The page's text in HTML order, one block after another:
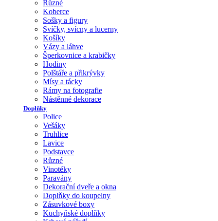
Různé
Koberce
Sošky a figury
Svíčky, svícny a lucerny
Košíky
Vázy a láhve
Šperkovnice a krabičky
Hodiny
Polštáře a přikrývky
Mísy a tácky
Rámy na fotografie
Nástěnné dekorace
Doplňky
Police
Vešáky
Truhlice
Lavice
Podstavce
Různé
Vinotéky
Paravány
Dekorační dveře a okna
Doplňky do koupelny
Zásuvkové boxy
Kuchyňské doplňky